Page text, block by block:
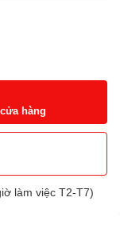
hàng
làm việc T2-T7)